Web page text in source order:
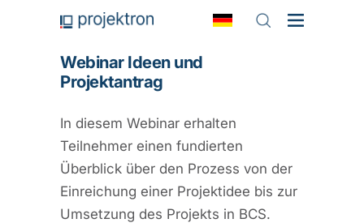
Webinar Ideen und
Projektantrag
In diesem Webinar erhalten
Teilnehmer einen fundierten
Überblick über den Prozess von der
Einreichung einer Projektidee bis zur
Umsetzung des Projekts in BCS.